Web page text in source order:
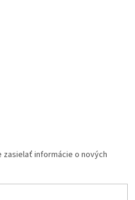
zasielať informácie o nových